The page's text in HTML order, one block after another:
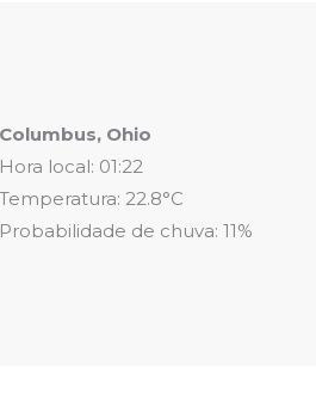
Columbus, Ohio
Hora local: 01:22
Temperatura: 22.8°C
Probabilidade de chuva: 11%